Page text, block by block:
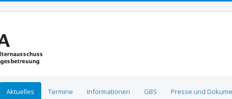
Aktuelles Termine Informationen GBS Presse und